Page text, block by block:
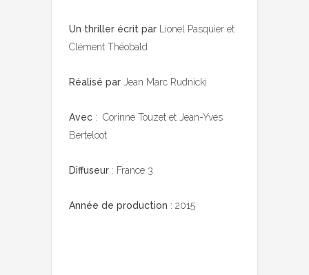
Un thriller écrit par
Lionel Pasquier et
Clément Théobald
Réalisé par Jean Marc Rudnicki
Avec : Corinne Touzet et Jean-Yves
Berteloot
Diffuseur : France 3
Année de production : 2015